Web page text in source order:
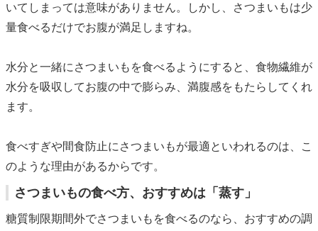
いてしまっては意味がありません。しかし、さつまいもは少
量食べるだけでお腹が満足しますね。
水分と一緒にさつまいもを食べるようにすると、食物繊維が
水分を吸収してお腹の中で膨らみ、満腹感をもたらしてくれ
ます。
食べすぎや間食防止にさつまいもが最適といわれるのは、こ
のような理由があるからです。
さつまいもの食べ方、おすすめは「蒸す」
糖質制限期間外でさつまいもを食べるのなら、おすすめの調